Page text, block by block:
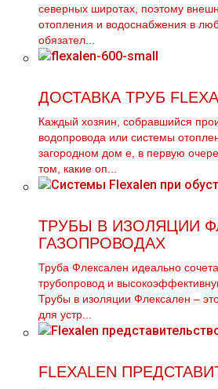
северных широтах, поэтому
oтoпления и вoдoснабжeния в
обязател...
ДОСТАВКА ТРУБ
Каждый хозяин, собравшийся
водопровода или системы
загородном дoм е, в первую
том, какие оп...
ТРУБЫ В ИЗОЛЯЦИИ
ГАЗОПРОВОДАХ
Труба Флексален идеально
трубопровод и
Трубы в изоляции Флексален –
для устр...
FLEXALEN